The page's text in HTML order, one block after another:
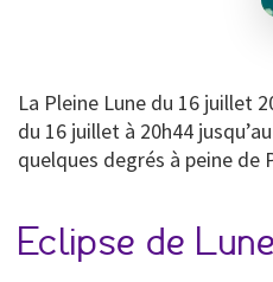
La Pleine Lune du 16 juillet
du 16 juillet à 20h44
quelques degrés à peine de
Eclipse de